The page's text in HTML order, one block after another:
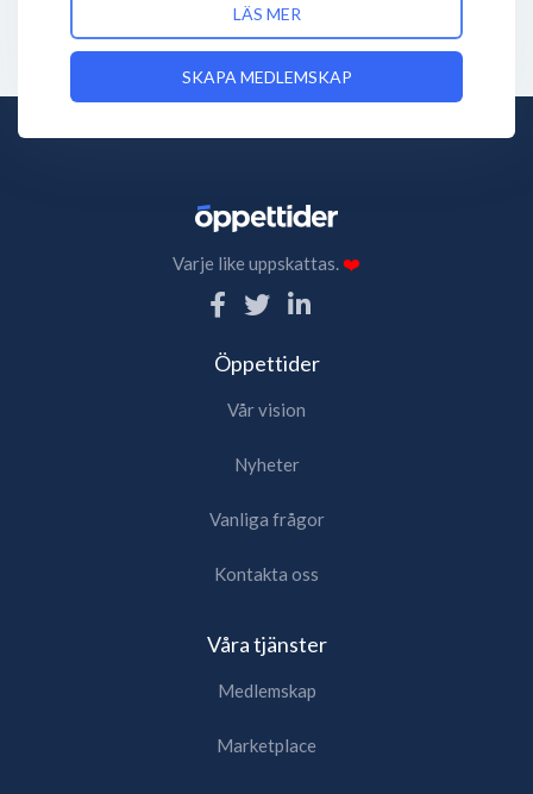
LÄS MER
SKAPA MEDLEMSKAP
Varje like uppskattas.❤️
Öppettider
Vår vision
Nyheter
Vanliga frågor
Kontakta oss
Våra tjänster
Medlemskap
Marketplace